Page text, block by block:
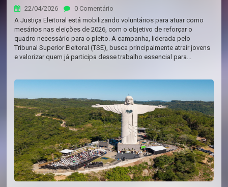
22/04/2026
0 Comentário
A Justiça Eleitoral está mobilizando voluntários para atuar como
mesários nas eleições de 2026, com o objetivo de reforçar o
quadro necessário para o pleito. A campanha, liderada pelo
Tribunal Superior Eleitoral (TSE), busca principalmente atrair jovens
e valorizar quem já participa desse trabalho essencial para...